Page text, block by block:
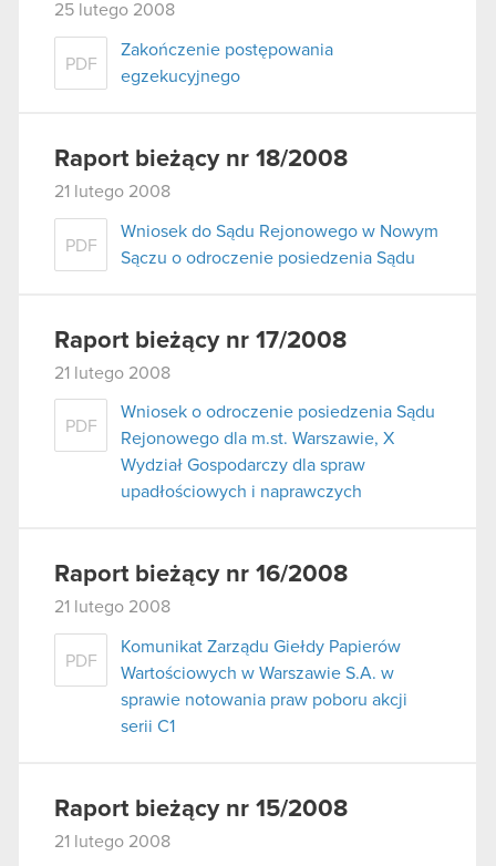
25 lutego 2008
PDF
Zakończenie postępowania
egzekucyjnego
Raport bieżący nr 18/2008
21 lutego 2008
PDF
Wniosek do Sądu Rejonowego w Nowym
Sączu o odroczenie posiedzenia Sądu
Raport bieżący nr 17/2008
21 lutego 2008
PDF
Wniosek o odroczenie posiedzenia Sądu
Rejonowego dla m.st. Warszawie, X
Wydział Gospodarczy dla spraw
upadłościowych i naprawczych
Raport bieżący nr 16/2008
21 lutego 2008
PDF
Komunikat Zarządu Giełdy Papierów
Wartościowych w Warszawie S.A. w
sprawie notowania praw poboru akcji
serii C1
Raport bieżący nr 15/2008
21 lutego 2008